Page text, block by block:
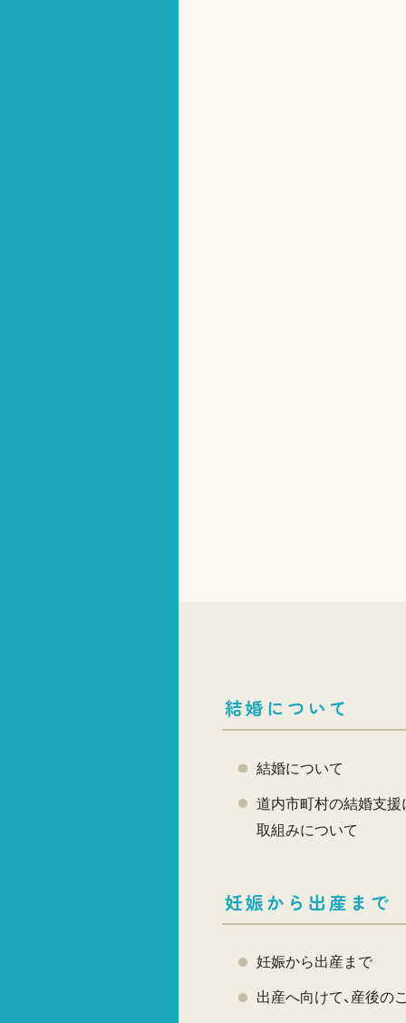
結婚について
結婚について
道内市町村の結婚支援
取組みについて
妊娠から出産まで
妊娠から出産まで
出産へ向けて、産後の